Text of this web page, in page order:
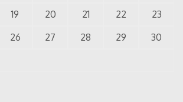
19 20 21 22
23
26 27 28 29
30